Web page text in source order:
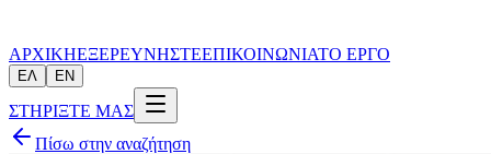
ΑΡΧΙΚΗΕΞΕΡΕΥΝΗΣΤΕΕΠΙΚΟΙΝΩΝΙΑΤΟ ΕΡΓΟ
ΕΛ EN
ΣΤΗΡΙΞΤΕ ΜΑΣ
Πίσω στην αναζήτηση